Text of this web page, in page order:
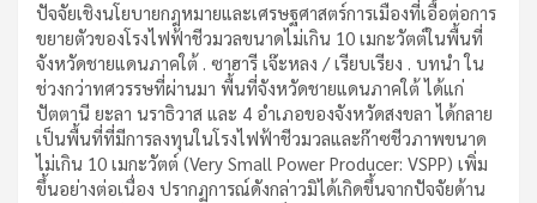
ปัจจัยเชิงนโยบายกฎหมายและเศรษฐศาสตร์การเมืองที่เอื้อต่อการ
ขยายตัวของโรงไฟฟ้าชีวมวลขนาดไม่เกิน 10 เมกะวัตต์ในพื้นที่
จังหวัดชายแดนภาคใต้ . ซาฮารี เจ๊ะหลง / เรียบเรียง . บทนำ ใน
ช่วงกว่าทศวรรษที่ผ่านมา พื้นที่จังหวัดชายแดนภาคใต้ ได้แก่
ปัตตานี ยะลา นราธิวาส และ 4 อำเภอของจังหวัดสงขลา ได้กลาย
เป็นพื้นที่ที่มีการลงทุนในโรงไฟฟ้าชีวมวลและก๊าซชีวภาพขนาด
ไม่เกิน 10 เมกะวัตต์ (Very Small Power Producer: VSPP) เพิ่ม
ขึ้นอย่างต่อเนื่อง ปรากฏการณ์ดังกล่าวมิได้เกิดขึ้นจากปัจจัยด้าน